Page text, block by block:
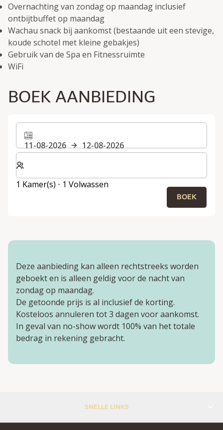
Overnachting van zondag op maandag inclusief
ontbijtbuffet op maandag
Wachau snack bij aankomst (bestaande uit een stevige,
koude schotel met kleine gebakjes)
Gebruik van de Spa en Fitnessruimte
WiFi
BOEK AANBIEDING
11-08-2026
12-08-2026
Selecteer het aantal kamers en gasten voor je verblijf
1 Kamer(s) ⋅ 1 Volwassen
BOEK
Deze aanbieding kan alleen rechtstreeks worden
geboekt en is alleen geldig voor de nacht van
zondag op maandag.
De getoonde prijs is al inclusief de korting.
Kosteloos annuleren tot 3 dagen voor aankomst.
In geval van no-show wordt 100% van het totale
bedrag in rekening gebracht.
SNELLE LINKS